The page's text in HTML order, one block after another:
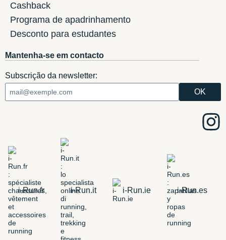
Cashback
Programa de apadrinhamento
Desconto para estudantes
Mantenha-se em contacto
Subscrição da newsletter:
i-Run.fr i-Run.it i-Run.ie i-Run.es